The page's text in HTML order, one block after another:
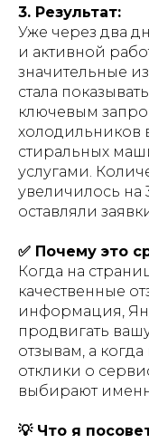
3. Результат:
Уже через два
и активной
значительные
стала
ключевым
холодильников
стиральных
услугами.
увеличилось на
оставляли
✅ Почему это
Когда на
качественные
информация,
продвигать
отзывам, а
отклики о
выбирают
💡 Что я